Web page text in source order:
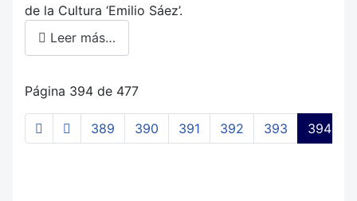
de la Cultura ‘Emilio Sáez’.
Leer más…
Página 394 de 477
389 390 391 392 393 394